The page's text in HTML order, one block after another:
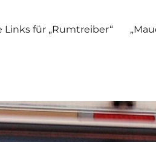
Links für „Rumtreiber“